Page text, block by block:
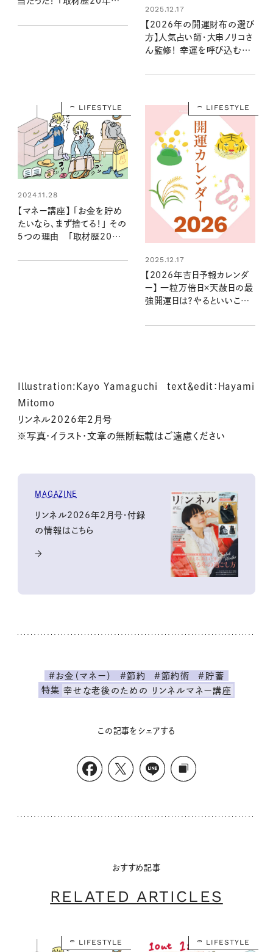
2025.12.17
【2026年の開運財布の選び
方】人気占い師・大串ノリコさ
ん監修！ 幸運を呼び込む注
き開運日は？
LIFESTYLE
2024.11.28
【マネー講座】 「お金を貯め
たいなら、まず捨てる！」 その
５つの理由 「取材歴20年
⑩」
LIFESTYLE
2025.12.17
【2026年吉日予報カレンダ
ー】 一粒万倍日×天赦日の最
強開運日は？やるといいこと
Illustration: Kayo Yamaguchi text＆edit：Hayami
Mitomo
リンネル2026年2月号
※写真・イラスト・文章の無断転載はご遠慮ください
MAGAZINE
リンネル2026年2月号・付録
の情報はこちら
#お金（マネー） #節約 #節約術
#貯蓄
特集 幸せな老後のための リンネルマネー講座
この記事をシェアする
おすすめ記事
RELATED ARTICLES
LIFESTYLE LIFESTYLE